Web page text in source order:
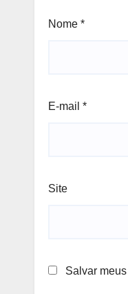
Nome *
E-mail *
Site
Salvar